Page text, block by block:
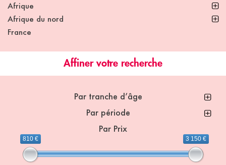
Afrique
Afrique du nord
France
Affiner votre recherche
Par tranche d’âge
Par période
Par Prix
810 € 3 150 €